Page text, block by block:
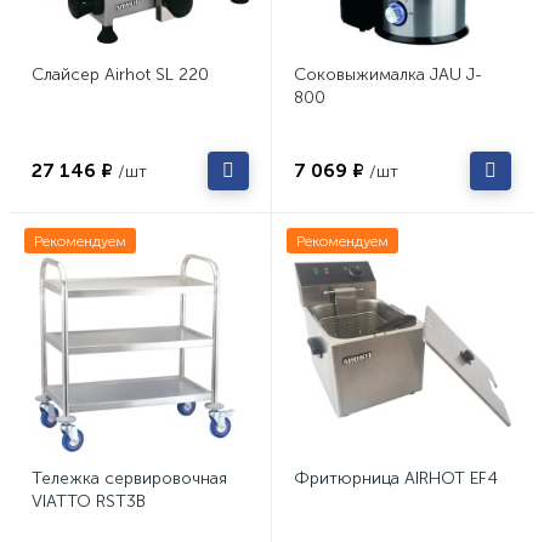
Слайсер Airhot SL 220
27 146 ₽ /шт
Соковыжималка JAU J-
800
7 069 ₽ /шт
Рекомендуем
Тележка сервировочная
VIATTO RST3B
Рекомендуем
Фритюрница AIRHOT EF4